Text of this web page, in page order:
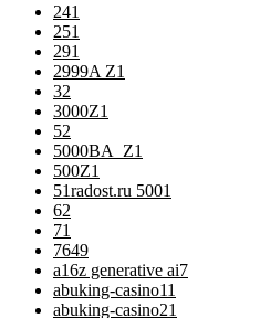
241
251
291
2999A Z1
32
3000Z1
52
5000BA_Z1
500Z1
51radost.ru 5001
62
71
7649
a16z generative ai7
abuking-casino11
abuking-casino21